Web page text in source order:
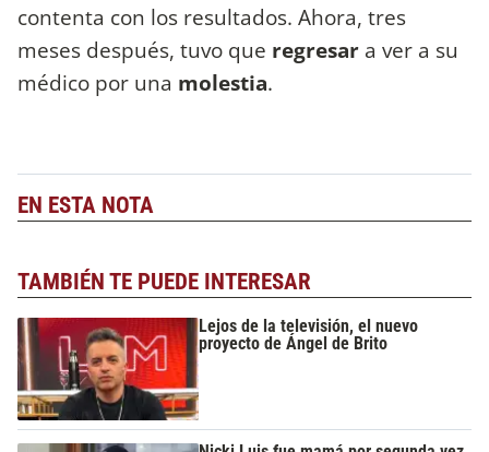
contenta con los resultados. Ahora, tres
meses después, tuvo que regresar a ver a su
médico por una molestia.
EN ESTA NOTA
TAMBIÉN TE PUEDE INTERESAR
Lejos de la televisión, el nuevo
proyecto de Ángel de Brito